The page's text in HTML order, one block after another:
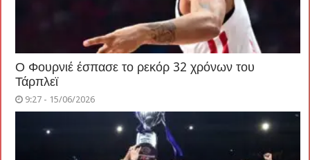
Ο Φουρνιέ έσπασε το ρεκόρ 32 χρόνων του
Τάρπλεϊ
9:27 - 15/06/2026